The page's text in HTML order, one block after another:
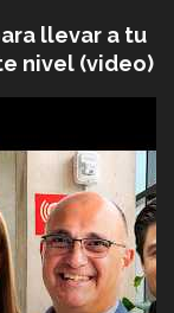
llevar a tu
nivel (video)